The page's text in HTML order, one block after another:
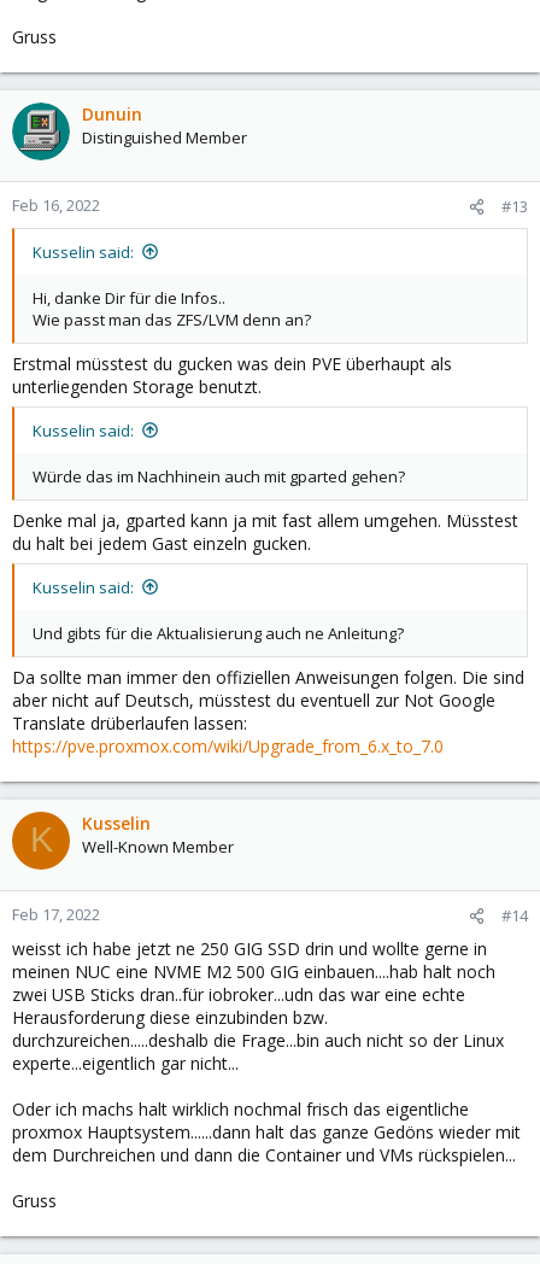
Gruss
Dunuin
Distinguished Member
Feb 16, 2022 #13
Kusselin said:
Hi, danke Dir für die Infos..
Wie passt man das ZFS/LVM denn an?
Erstmal müsstest du gucken was dein PVE überhaupt als
unterliegenden Storage benutzt.
Kusselin said:
Würde das im Nachhinein auch mit gparted gehen?
Denke mal ja, gparted kann ja mit fast allem umgehen. Müsstest
du halt bei jedem Gast einzeln gucken.
Kusselin said:
Und gibts für die Aktualisierung auch ne Anleitung?
Da sollte man immer den offiziellen Anweisungen folgen. Die sind
aber nicht auf Deutsch, müsstest du eventuell zur Not Google
Translate drüberlaufen lassen:
https://pve.proxmox.com/wiki/Upgrade_from_6.x_to_7.0
K Kusselin
Well-Known Member
Feb 17, 2022 #14
weisst ich habe jetzt ne 250 GIG SSD drin und wollte gerne in
meinen NUC eine NVME M2 500 GIG einbauen....hab halt noch
zwei USB Sticks dran..für iobroker...udn das war eine echte
Herausforderung diese einzubinden bzw.
durchzureichen.....deshalb die Frage...bin auch nicht so der Linux
experte...eigentlich gar nicht...
Oder ich machs halt wirklich nochmal frisch das eigentliche
proxmox Hauptsystem......dann halt das ganze Gedöns wieder mit
dem Durchreichen und dann die Container und VMs rückspielen...
Gruss